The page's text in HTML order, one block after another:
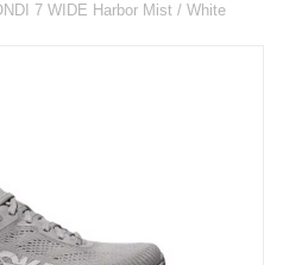
7 WIDE Harbor Mist / White